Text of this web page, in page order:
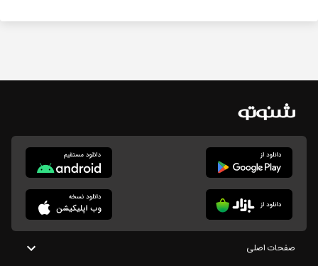
صفحات اصلی